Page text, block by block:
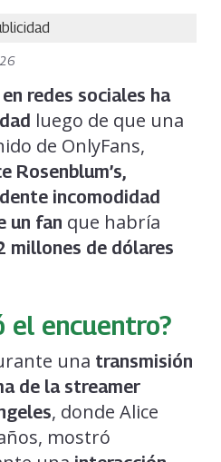
redes sociales ha
luego de que una
de OnlyFans,
Rosenblum’s,
incomodidad
un fan que habría
millones de dólares
el encuentro?
una transmisión
de la streamer
, donde Alice
mostró